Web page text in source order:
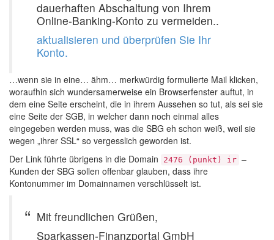
dauerhaften Abschaltung von Ihrem
Online-Banking-Konto zu vermeiden..
aktualisieren und überprüfen Sie Ihr
Konto.
…wenn sie in eine… ähm… merkwürdig formulierte Mail klicken,
woraufhin sich wundersamerweise ein Browserfenster auftut, in
dem eine Seite erscheint, die in ihrem Aussehen so tut, als sei sie
eine Seite der SGB, in welcher dann noch einmal alles
eingegeben werden muss, was die SBG eh schon weiß, weil sie
wegen „ihrer SSL“ so vergesslich geworden ist.
Der Link führte übrigens in die Domain
2476 (punkt) ir –
Kunden der SBG sollen offenbar glauben, dass ihre
Kontonummer im Domainnamen verschlüsselt ist.
Mit freundlichen Grüßen,
Sparkassen-Finanzportal GmbH